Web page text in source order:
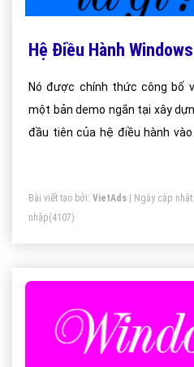
Hệ Điều Hành
Nó được chính thức công bố
một bản demo ngắn tại xây
đầu tiên của hệ điều hành
2015
Bài viết tạo bởi: VietAds | Ngày cập nhật:
nhập(4107)